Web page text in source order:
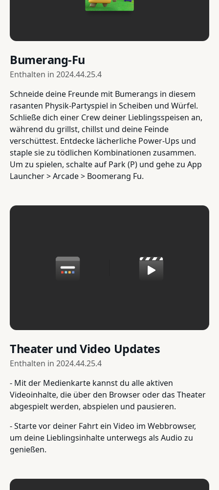
Bumerang-Fu
Enthalten in 2024.44.25.4
Schneide deine Freunde mit Bumerangs in diesem
rasanten Physik-Partyspiel in Scheiben und Würfel.
Schließe dich einer Crew deiner Lieblingsspeisen an,
während du grillst, chillst und deine Feinde
verschüttest. Entdecke lächerliche Power-Ups und
staple sie zu tödlichen Kombinationen zusammen.
Um zu spielen, schalte auf Park (P) und gehe zu App
Launcher > Arcade > Boomerang Fu.
Theater und Video Updates
Enthalten in 2024.44.25.4
- Mit der Medienkarte kannst du alle aktiven
Videoinhalte, die über den Browser oder das Theater
abgespielt werden, abspielen und pausieren.
- Starte vor deiner Fahrt ein Video im Webbrowser,
um deine Lieblingsinhalte unterwegs als Audio zu
genießen.